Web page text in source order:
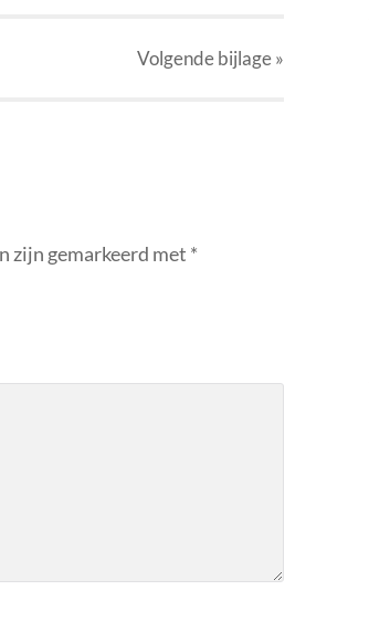
Volgendebijlage»
zijn gemarkeerd met *